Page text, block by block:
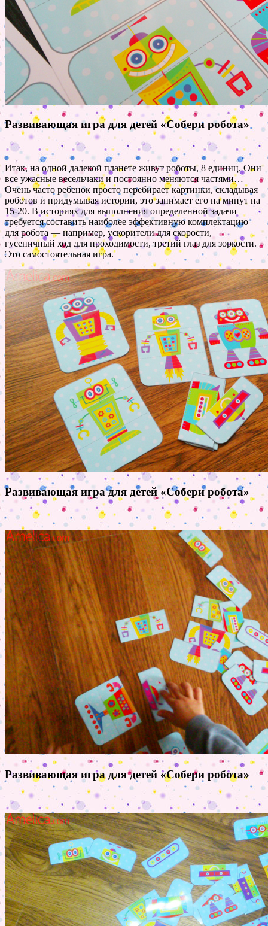
Развивающая игра для детей «Собери робота»
Итак, на одной далекой планете живут роботы, 8 единиц. Они
все ужасные весельчаки и постоянно меняются частями…
Очень часто ребенок просто перебирает картинки, складывая
роботов и придумывая истории, это занимает его на минут на
15-20. В историях для выполнения определенной задачи
требуется составить наиболее эффективную комплектацию
для робота — например, ускорители для скорости,
гусеничный ход для проходимости, третий глаз для зоркости.
Это самостоятельная игра.
Развивающая игра для детей «Собери робота»
Развивающая игра для детей «Собери робота»